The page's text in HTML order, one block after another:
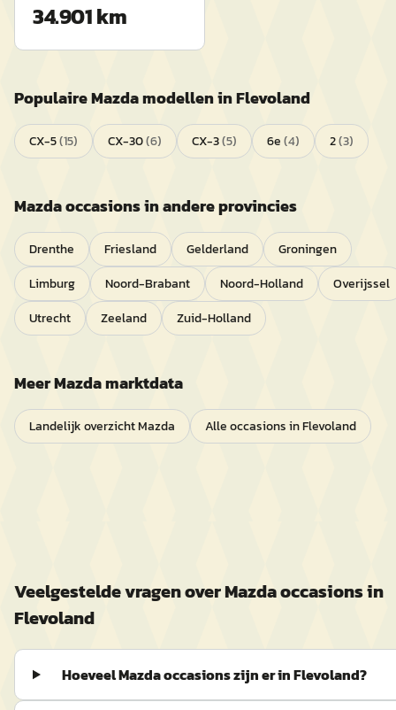
34.901 km
PopulaireMazdamodellen inFlevoland
CX-5(15) CX-30(6) CX-3(5) 6e(4) 2(3)
Mazdaoccasions in andere provincies
Drenthe Friesland Gelderland
Groningen
Limburg
Noord-Brabant Noord-Holland
Overijssel
Utrecht
Zeeland Zuid-Holland
MeerMazdamarktdata
Landelijk overzichtMazda Alle occasions inFlevoland
Veelgestelde vragen overMazdaoccasions in
Flevoland
Hoeveel Mazda occasions zijn er in Flevoland?